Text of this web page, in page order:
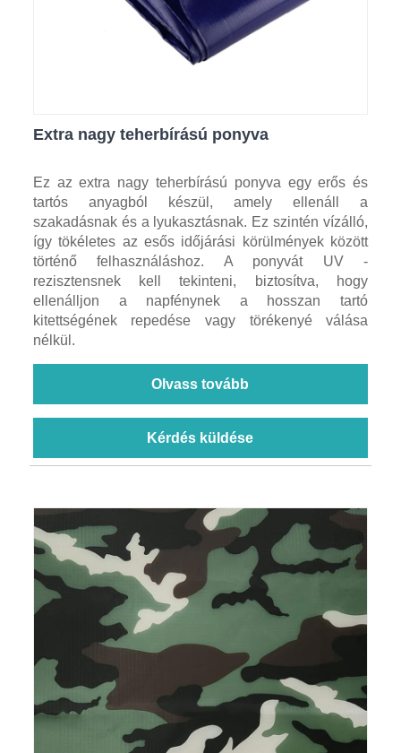
Extra nagy teherbírású ponyva
Ez az extra nagy teherbírású ponyva egy erős és
tartós anyagból készül, amely ellenáll a
szakadásnak és a lyukasztásnak. Ez szintén vízálló,
így tökéletes az esős időjárási körülmények között
történő felhasználáshoz. A ponyvát UV -
rezisztensnek kell tekinteni, biztosítva, hogy
ellenálljon a napfénynek a hosszan tartó
kitettségének repedése vagy törékenyé válása
nélkül.
Olvass tovább
Kérdés küldése